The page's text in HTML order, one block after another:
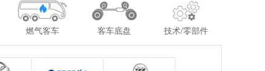
燃气客车 客车底盘 技术/零部件